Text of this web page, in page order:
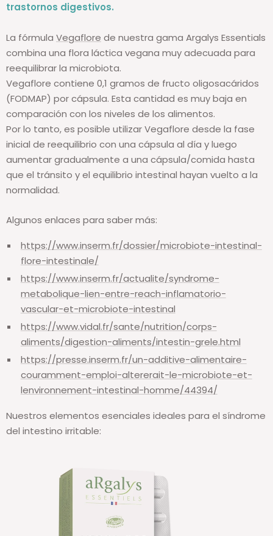
trastornos digestivos.
La fórmula Vegaflore de nuestra gama Argalys Essentials
combina una flora láctica vegana muy adecuada para
reequilibrar la microbiota.
Vegaflore contiene 0,1 gramos de fructo oligosacáridos
(FODMAP) por cápsula. Esta cantidad es muy baja en
comparación con los niveles de los alimentos.
Por lo tanto, es posible utilizar Vegaflore desde la fase
inicial de reequilibrio con una cápsula al día y luego
aumentar gradualmente a una cápsula/comida hasta
que el tránsito y el equilibrio intestinal hayan vuelto a la
normalidad.
Algunos enlaces para saber más:
https://www.inserm.fr/dossier/microbiote-intestinal-
flore-intestinale/
https://www.inserm.fr/actualite/syndrome-
metabolique-lien-entre-reach-inflamatorio-
vascular-et-microbiote-intestinal
https://www.vidal.fr/sante/nutrition/corps-
aliments/digestion-aliments/intestin-grele.html
https://presse.inserm.fr/un-additive-alimentaire-
couramment-emploi-altererait-le-microbiote-et-
lenvironnement-intestinal-homme/44394/
Nuestros elementos esenciales ideales para el síndrome
del intestino irritable: